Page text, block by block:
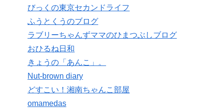
びっくの東京セカンドライフ
ふうとくうのブログ
ラブリーちゃんずママのひまつぶしブログ
おひるね日和
きょうの「あんこ」。
Nut-brown diary
どすこい！湘南ちゃんこ部屋
omamedas